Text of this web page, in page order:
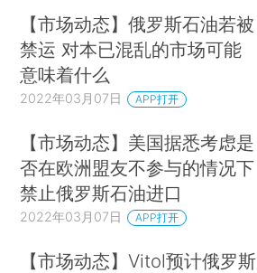
【市场动态】俄罗斯石油若被
禁运 对本已混乱的市场可能
意味着什么
2022年03月07日 APP打开
【市场动态】美国据悉考虑是
否在欧洲盟友不参与的情况下
禁止俄罗斯石油进口
2022年03月07日 APP打开
【市场动态】Vitol预计俄罗斯